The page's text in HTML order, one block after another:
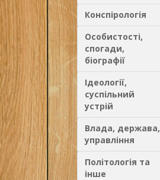
Конспірологія
Особистості,
спогади,
біографії
Ідеології,
суспільний
устрій
Влада, держава,
управління
Політологія та
інше